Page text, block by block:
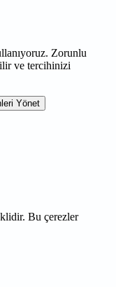
Zorunlu
ve tercihinizi
Yönet
Bu çerezler